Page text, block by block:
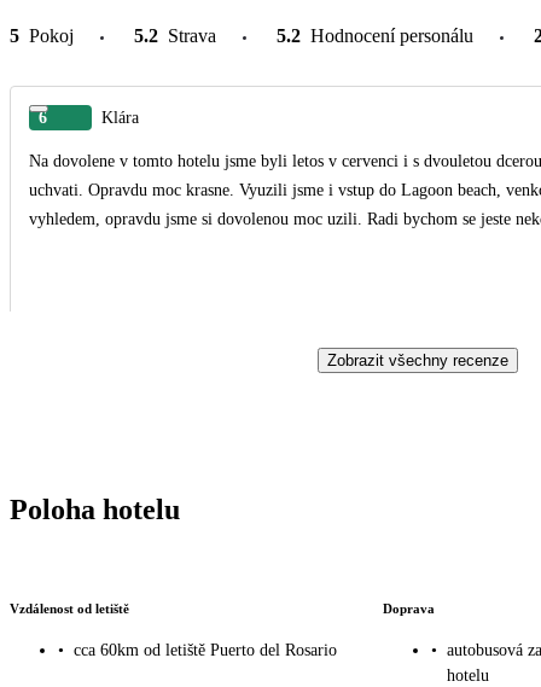
5 Pokoj 5.2 Strava 5.2 Hodnocení personálu
6 Klára
Na dovolene v tomto hotelu jsme byli letos v cervenci i s dvouletou
uchvati. Opravdu moc krasne. Vyuzili jsme i vstup do Lagoon beach,
vyhledem, opravdu jsme si dovolenou moc uzili. Radi bychom se jeste
Zobrazit všechny recenze
Poloha hotelu
Vzdálenost od letiště
• cca 60km od letiště Puerto del Rosario
Doprava
• autobusová
hotelu